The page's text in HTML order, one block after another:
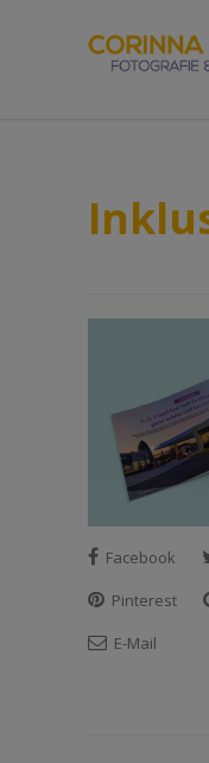
Facebook
Pinterest
E-Mail